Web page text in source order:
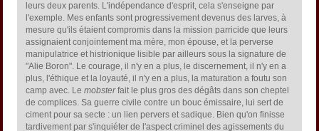
leurs deux parents. L'indépendance d'esprit, cela s'enseigne par
l'exemple. Mes enfants sont progressivement devenus des larves, à
mesure qu'ils étaient compromis dans la mission parricide que leurs
assignaient conjointement ma mère, mon épouse, et la perverse
manipulatrice et histrionique lisible par ailleurs sous la signature de
"Alie Boron". Le courage, il n'y en a plus, le discernement, il n'y en a
plus, l'éthique et la loyauté, il n'y en a plus, la maturation a foutu son
camp avec. Lemobsterfait le plus gros des dégâts dans son cheptel
de complices. Sa guerre civile contre un bouc émissaire, lui sert de
ciment pour sa secte : un lien pervers et sadique. Bien qu'on finisse
tardivement par s'inquiéter de l'aspect criminel des agissements du